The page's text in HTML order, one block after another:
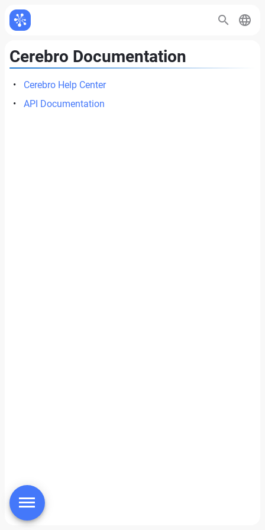
Cerebro Documentation
Cerebro Help Center
API Documentation